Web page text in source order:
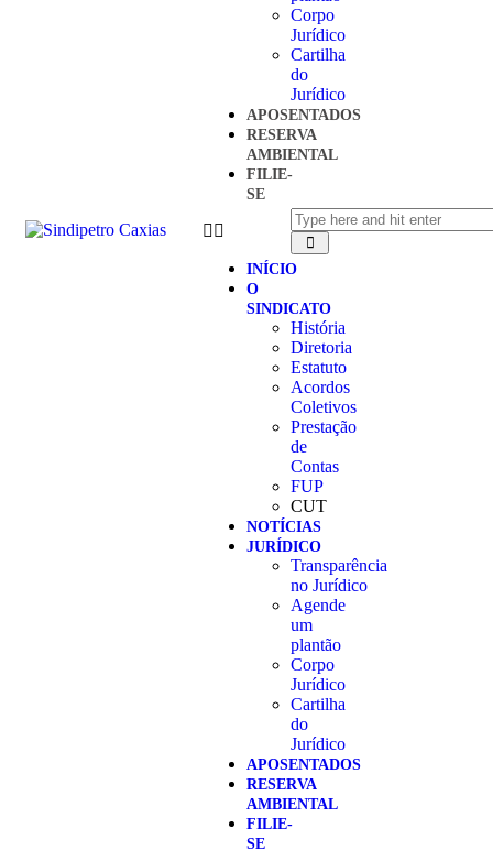
Corpo
Jurídico
Cartilha
do
Jurídico
APOSENTADOS
RESERVA
AMBIENTAL
FILIE-
SE
INÍCIO
O
SINDICATO
História
Diretoria
Estatuto
Acordos
Coletivos
Prestação
de
Contas
FUP
CUT
NOTÍCIAS
JURÍDICO
Transparência
no Jurídico
Agende
um
plantão
Corpo
Jurídico
Cartilha
do
Jurídico
APOSENTADOS
RESERVA
AMBIENTAL
FILIE-
SE